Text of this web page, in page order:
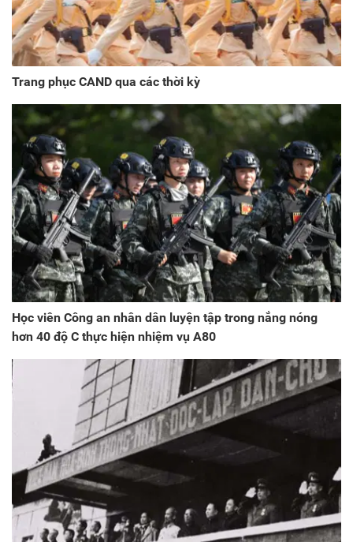
Trang phục CAND qua các thời kỳ
Học viên Công an nhân dân luyện tập trong nắng nóng
hơn 40 độ C thực hiện nhiệm vụ A80